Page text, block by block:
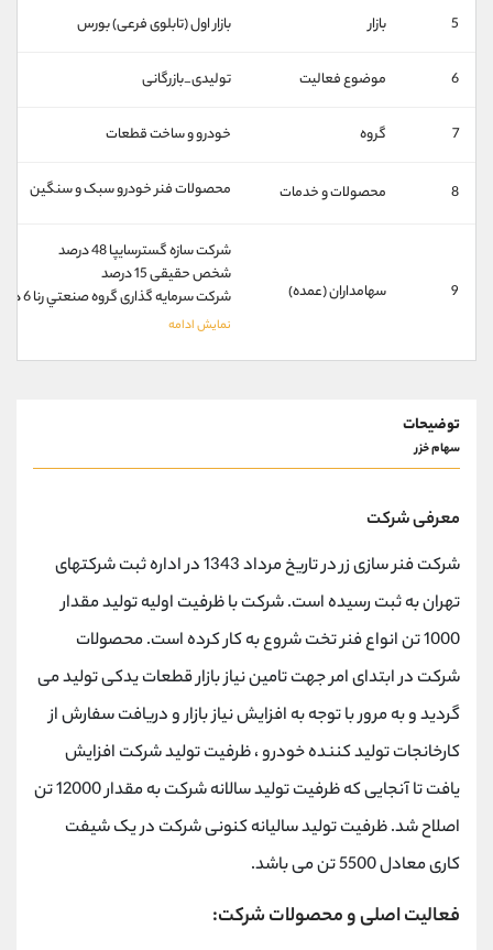
5 بازار بازار اول (تابلوی فرعی) بورس
6 موضوع فعالیت تولیدی_بازرگانی
7 گروه خودرو و ساخت قطعات
8 محصولات و خدمات محصولات فنر خودرو سبک و سنگین
9 سهامداران (عمده)
شركت سازه گسترسايپا 48 درصد
شخص حقيقی 15 درصد
شركت سرمايه گذاری گروه صنعتي رنا 6 درصد
توضیحات
سهام خزر
معرفی شرکت
شرکت فنر سازی زر در تاریخ مرداد 1343 در اداره ثبت شرکتهای
تهران به ثبت رسیده است. شرکت با ظرفیت اولیه تولید مقدار
1000 تن انواع فنر تخت شروع به کار کرده است. محصولات
شرکت در ابتدای امر جهت تامین نیاز بازار قطعات یدکی تولید می
گردید و به مرور با توجه به افزایش نیاز بازار و دریافت سفارش از
کارخانجات تولید کننده خودرو ، ظرفیت تولید شرکت افزایش
یافت تا آنجایی که ظرفیت تولید سالانه شرکت به مقدار 12000 تن
اصلاح شد. ظرفیت تولید سالیانه کنونی شرکت در یک شیفت
کاری معادل 5500 تن می باشد.
فعالیت اصلی و محصولات شرکت: